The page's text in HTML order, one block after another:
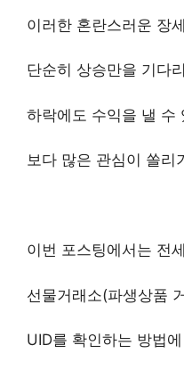
이러한 혼란스러운 장
단순히 상승만을 기다
하락에도 수익을 낼 수
보다 많은 관심이 쏠리
이번 포스팅에서는 전
선물거래소(파생상품
UID를 확인하는 방법